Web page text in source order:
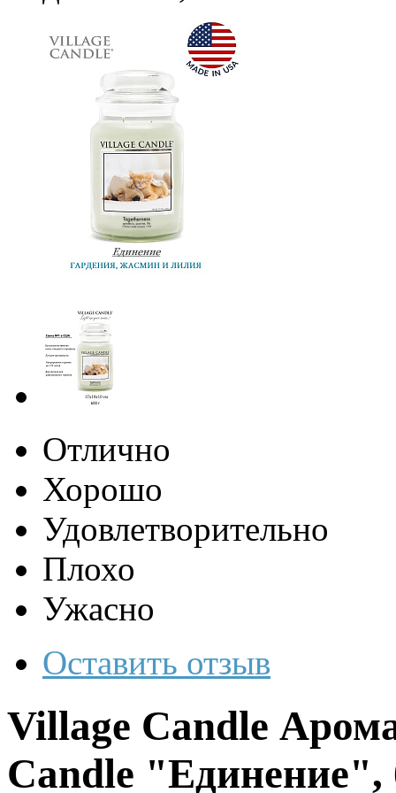
Отлично
Хорошо
Удовлетворительно
Плохо
Ужасно
Оставить отзыв
Village Candle
Candle "Единение",